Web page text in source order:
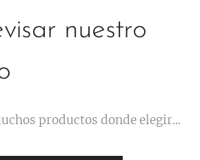
nuestro
productos donde elegir...